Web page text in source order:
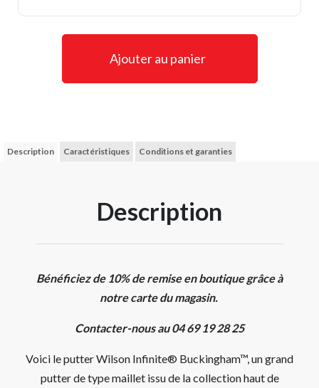
Ajouter au panier
Description Caractéristiques Conditions et garanties
Description
Bénéficiez de 10% de remise en boutique grâce à
notre carte du magasin.
Contacter-nous au 04 69 19 28 25
Voici le putter Wilson Infinite® Buckingham™, un grand
putter de type maillet issu de la collection haut de